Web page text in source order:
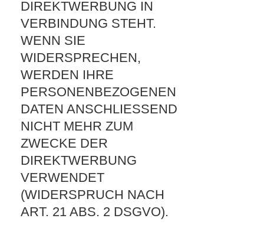
DIREKTWERBUNG IN
VERBINDUNG STEHT.
WENN SIE
WIDERSPRECHEN,
WERDEN IHRE
PERSONENBEZOGENEN
DATEN ANSCHLIESSEND
NICHT MEHR ZUM
ZWECKE DER
DIREKTWERBUNG
VERWENDET
(WIDERSPRUCH NACH
ART. 21 ABS. 2 DSGVO).